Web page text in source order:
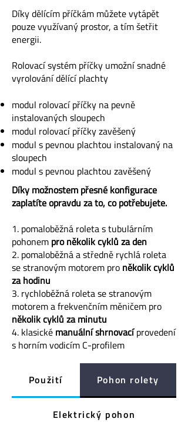
Díky dělícím příčkám můžete vytápět
pouze využívaný prostor, a tím šetřit
energii.
Rolovací systém příčky umožní snadné
vyrolování dělící plachty
modul rolovací příčky na pevně
instalovaných sloupech
modul rolovací příčky zavěšený
modul s pevnou plachtou instalovaný na
sloupech
modul s pevnou plachtou zavěšený
Díky možnostem přesné konfigurace
zaplatíte opravdu za to, co potřebujete.
1. pomaloběžná roleta s tubulárním
pohonem pro několik cyklů za den
2. pomaloběžná a středně rychlá roleta
se stranovým motorem pro několik cyklů
za hodinu
3. rychloběžná roleta se stranovým
motorem a frekvenčním měničem pro
několik cyklů za minutu
4. klasické manuální shrnovacíprovedení
s horním vodicím C-profilem
Použití Pohon rolety
Elektrický pohon